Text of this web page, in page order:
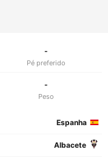
-
Pé preferido
-
Peso
Espanha
Albacete